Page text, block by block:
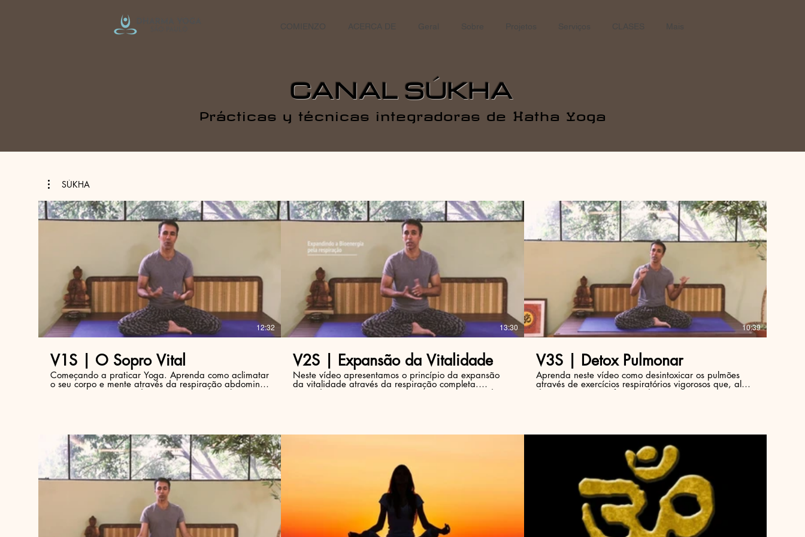
COMIENZO ACERCA DE Geral Projetos Serviços CLASES Mais
CANAL SÚKHA
Prácticas y técnicas integradoras de Hatha Yoga
SÚKHA
12:32
V1S | O Sopro Vital
Começando a praticar Yoga. Aprenda como aclimatar
o seu corpo e mente através da respiração abdominal
e consciente. Neste vídeo apresentamos os elementos
13:30
V2S | Expansão da Vitalidade
Neste vídeo apresentamos o princípio da expansão
da vitalidade através da respiração completa.
Aprenda, aqui, como respirar corretamente usando
R$
10:39
V3S | Detox Pulmonar
Aprenda neste vídeo como desintoxicar os pulmões
através de exercícios respiratórios vigorosos que, além
de promover a purificação do sistema respiratório,
R$ R$